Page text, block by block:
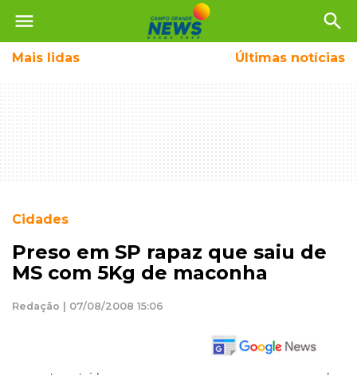
menu search
Mais lidas Últimas notícias
Cidades
Preso em SP rapaz que saiu de
MS com 5Kg de maconha
Redação | 07/08/2008 15:06